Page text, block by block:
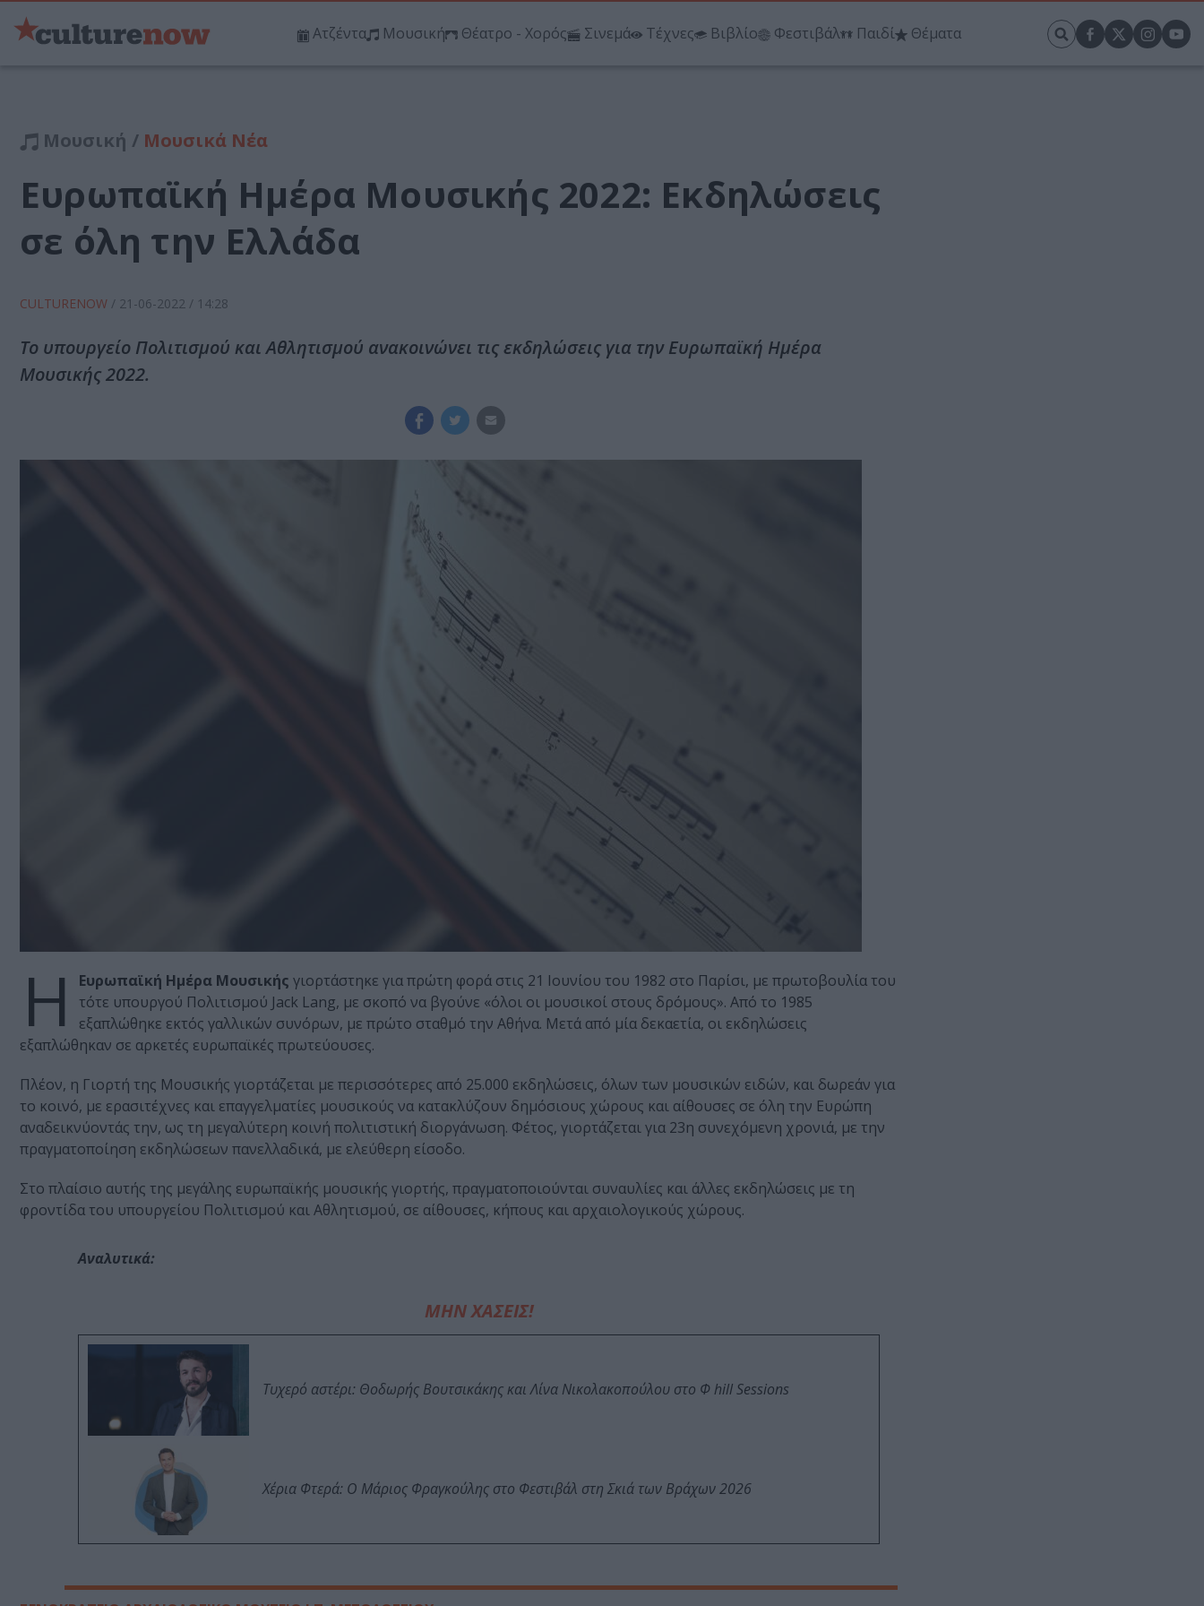
Ατζέντα Μουσική Θέατρο - Χορός Σινεμά Τέχνες Βιβλίο Φεστιβάλ Παιδί Θέματα
Μουσική / Μουσικά Νέα
Ευρωπαϊκή Ημέρα Μουσικής 2022: Εκδηλώσεις
σε όλη την Ελλάδα
CULTURENOW / 21-06-2022 / 14:28
Το υπουργείο Πολιτισμού και Αθλητισμού ανακοινώνει τις εκδηλώσεις για την Ευρωπαϊκή Ημέρα
Μουσικής 2022.
Η Ευρωπαϊκή Ημέρα Μουσικής γιορτάστηκε για πρώτη φορά στις 21 Ιουνίου του 1982 στο Παρίσι, με πρωτοβουλία του
τότε υπουργού Πολιτισμού Jack Lang, με σκοπό να βγούνε «όλοι οι μουσικοί στους δρόμους». Από το 1985
εξαπλώθηκε εκτός γαλλικών συνόρων, με πρώτο σταθμό την Αθήνα. Μετά από μία δεκαετία, οι εκδηλώσεις
εξαπλώθηκαν σε αρκετές ευρωπαϊκές πρωτεύουσες.
Πλέον, η Γιορτή της Μουσικής γιορτάζεται με περισσότερες από 25.000 εκδηλώσεις, όλων των μουσικών ειδών, και δωρεάν για
το κοινό, με ερασιτέχνες και επαγγελματίες μουσικούς να κατακλύζουν δημόσιους χώρους και αίθουσες σε όλη την Ευρώπη
αναδεικνύοντάς την, ως τη μεγαλύτερη κοινή πολιτιστική διοργάνωση. Φέτος, γιορτάζεται για 23η συνεχόμενη χρονιά, με την
πραγματοποίηση εκδηλώσεων πανελλαδικά, με ελεύθερη είσοδο.
Στο πλαίσιο αυτής της μεγάλης ευρωπαϊκής μουσικής γιορτής, πραγματοποιούνται συναυλίες και άλλες εκδηλώσεις με τη
φροντίδα του υπουργείου Πολιτισμού και Αθλητισμού, σε αίθουσες, κήπους και αρχαιολογικούς χώρους.
Αναλυτικά:
ΜΗΝ ΧΑΣΕΙΣ!
Τυχερό αστέρι: Θοδωρής Βουτσικάκης και Λίνα Νικολακοπούλου στο Φ hill Sessions
Χέρια Φτερά: Ο Μάριος Φραγκούλης στο Φεστιβάλ στη Σκιά των Βράχων 2026